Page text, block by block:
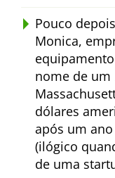
Pouco
Monica,
nome de
dólares
após um
(ilógico
de uma